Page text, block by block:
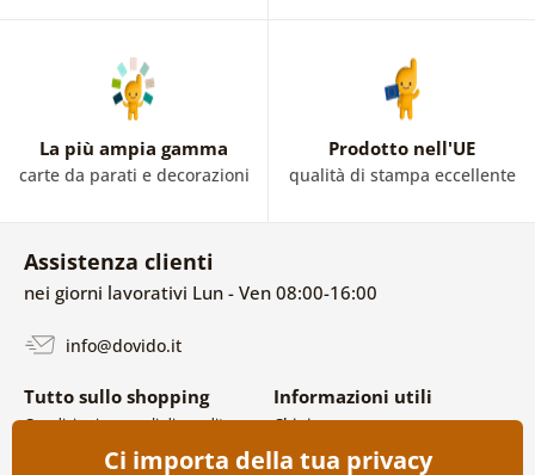
La più ampia gamma
carte da parati e decorazioni
Prodotto nell'UE
qualità di stampa eccellente
Assistenza clienti
nei giorni lavorativi Lun - Ven 08:00-16:00
info@dovido.it
Tutto sullo shopping
Condizioni generali di vendita e
Informazioni utili
Chi siamo
FAQ
Ci importa della tua privacy